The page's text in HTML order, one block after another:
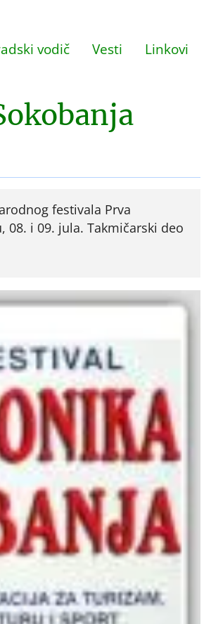
vodič Vesti Linkovi
festivala Prva
08. i 09. jula. Takmičarski deo